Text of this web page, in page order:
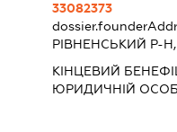
33082373
РІВНЕНСЬКИЙ Р-
КІНЦЕВИЙ
ЮРИДИЧНІЙ